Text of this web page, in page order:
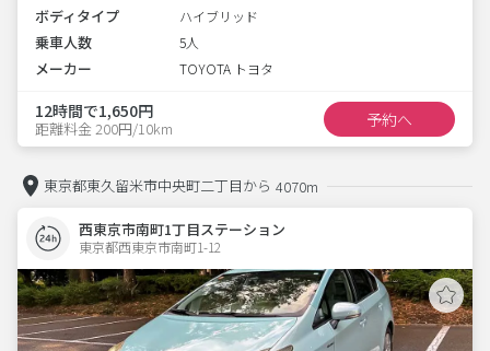
ボディタイプ ハイブリッド
乗車人数 5人
メーカー TOYOTA トヨタ
12時間で1,650円
距離料金 200円/10km 予約へ
東京都東久留米市中央町二丁目から 4070m
西東京市南町1丁目ステーション
東京都西東京市南町1-12